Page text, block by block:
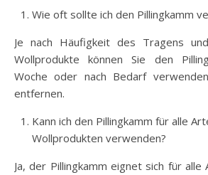
Wie oft sollte ich den Pillingkamm
Je nach Häufigkeit des Tragens
Wollprodukte können Sie den
Woche oder nach Bedarf
entfernen.
Kann ich den Pillingkamm für alle
Wollprodukten verwenden?
Ja, der Pillingkamm eignet sich für alle